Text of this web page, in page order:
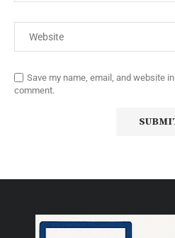
Save my name, email, and website
comment.